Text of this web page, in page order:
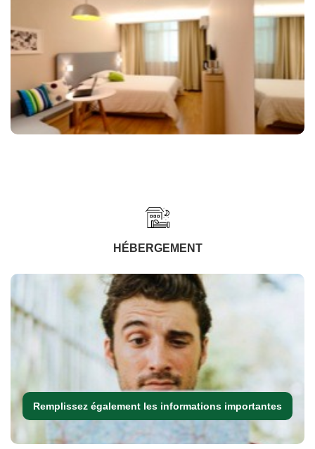
HÉBERGEMENT
Remplissez également les informations importantes